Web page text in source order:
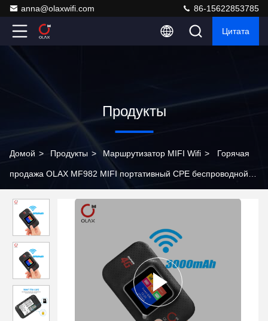
anna@olaxwifi.com 86-15622853785
Цитата
Продукты
Домой > Продукты > Маршрутизатор MIFI Wifi > Горячая
продажа OLAX MF982 MIFI портативный CPE беспроводной